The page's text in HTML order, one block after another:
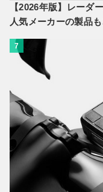
【2026年版】レーダ
人気メーカーの製品
7